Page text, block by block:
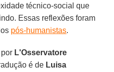
técnico-social que
Essas reflexões foram
pós-humanistas.
L'Osservatore
é de Luisa